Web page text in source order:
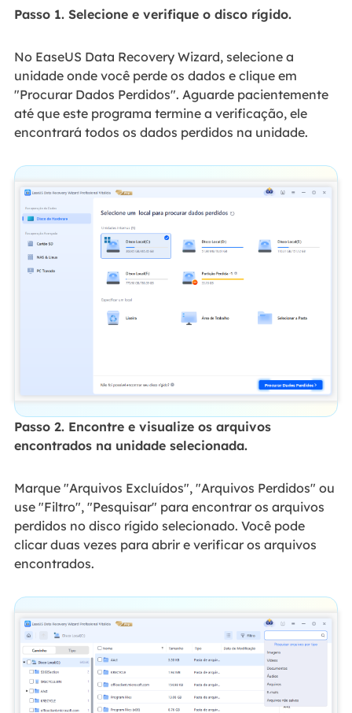
Passo 1. Selecione e verifique o disco rígido.
No EaseUS Data Recovery Wizard, selecione a
unidade onde você perde os dados e clique em
"Procurar Dados Perdidos". Aguarde pacientemente
até que este programa termine a verificação, ele
encontrará todos os dados perdidos na unidade.
Passo 2. Encontre e visualize os arquivos
encontrados na unidade selecionada.
Marque "Arquivos Excluídos", "Arquivos Perdidos" ou
use "Filtro", "Pesquisar" para encontrar os arquivos
perdidos no disco rígido selecionado. Você pode
clicar duas vezes para abrir e verificar os arquivos
encontrados.